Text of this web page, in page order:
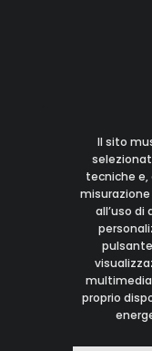
M:
Il sito
tecniche e,
all’uso
pulsante
proprio